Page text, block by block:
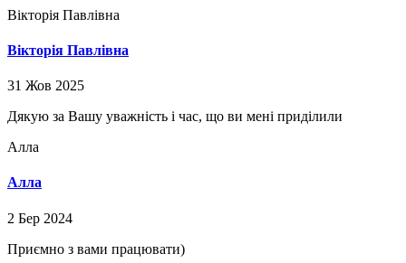
Вікторія Павлівна
Вікторія Павлівна
31 Жов 2025
Дякую за Вашу уважність і час, що ви мені приділили
Алла
Алла
2 Бер 2024
Приємно з вами працювати)